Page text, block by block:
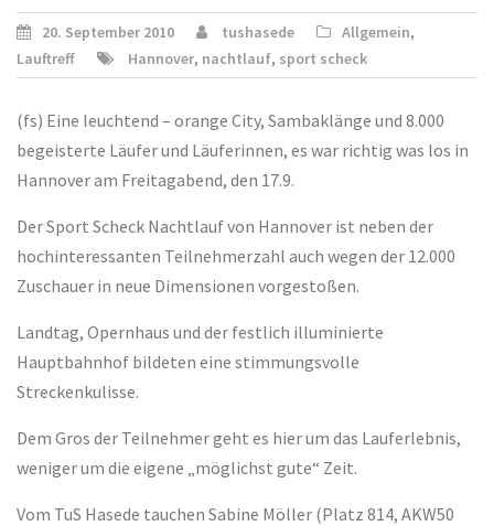
20. September 2010 tushasede Allgemein,
Lauftreff
Hannover, nachtlauf, sport scheck
(fs) Eine leuchtend – orange City, Sambaklänge und 8.000
begeisterte Läufer und Läuferinnen, es war richtig was los in
Hannover am Freitagabend, den 17.9.
Der Sport Scheck Nachtlauf von Hannover ist neben der
hochinteressanten Teilnehmerzahl auch wegen der 12.000
Zuschauer in neue Dimensionen vorgestoßen.
Landtag, Opernhaus und der festlich illuminierte
Hauptbahnhof bildeten eine stimmungsvolle
Streckenkulisse.
Dem Gros der Teilnehmer geht es hier um das Lauferlebnis,
weniger um die eigene „möglichst gute“ Zeit.
Vom TuS Hasede tauchen Sabine Möller (Platz 814, AKW50